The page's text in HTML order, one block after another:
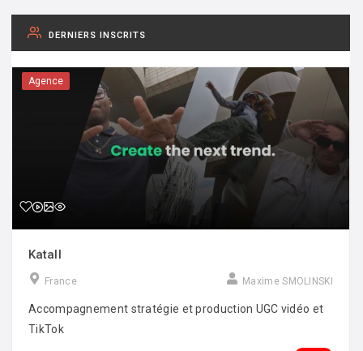
DERNIERS INSCRITS
Agence
Katall
France Maxime SMOLINSKI
Accompagnement stratégie et production UGC vidéo et
TikTok